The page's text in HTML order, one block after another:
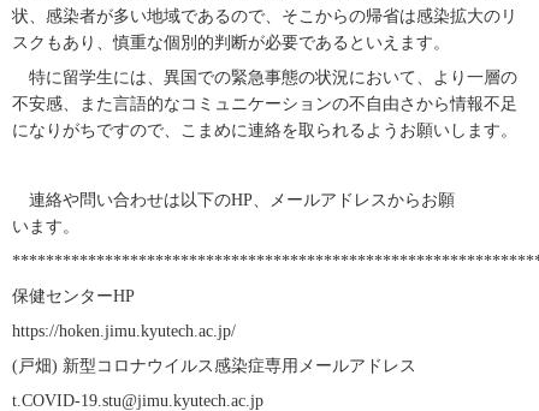
状、感染者が多い地域であるので、そこからの帰省は感染拡大のリ
スクもあり、慎重な個別的判断が必要であるといえます。
特に留学生には、異国での緊急事態の状況において、より一層の
不安感、また言語的なコミュニケーションの不自由さから情報不足
になりがちですので、こまめに連絡を取られるようお願いします。
連絡や問い合わせは以下のHP 、メールアドレスからお願
います。
保健センターHP
https://hoken.jimu.kyutech.ac.jp/
( 戸畑) 新型コロナウイルス感染症専用メールアドレス
t.COVID-19.stu@jimu.kyutech.ac.jp